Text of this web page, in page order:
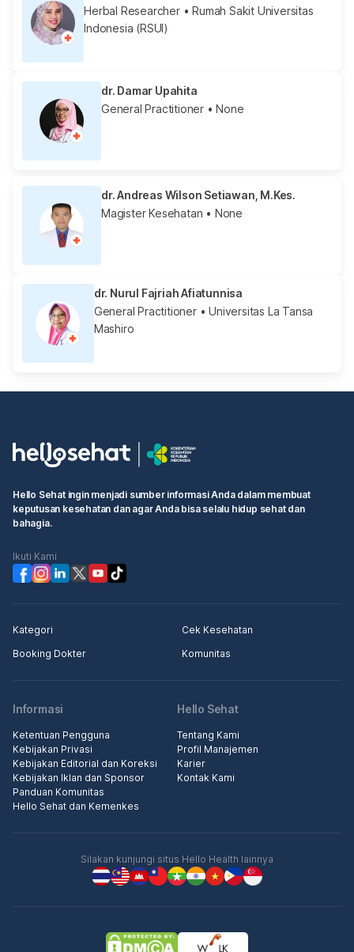
Herbal Researcher• Rumah Sakit Universitas
Indonesia (RSUI)
dr. Damar Upahita
General Practitioner • None
dr. Andreas Wilson Setiawan, M.Kes.
Magister Kesehatan • None
dr. Nurul Fajriah Afiatunnisa
General Practitioner• Universitas La Tansa
Mashiro
Hello Sehat ingin menjadi sumber informasi Anda dalam membuat
keputusan kesehatan dan agar Anda bisa selalu hidup sehat dan
bahagia.
Ikuti Kami
Kategori
Cek Kesehatan
Booking Dokter
Komunitas
Informasi
Ketentuan Pengguna
Kebijakan Privasi
Kebijakan Editorial dan Koreksi
Kebijakan Iklan dan Sponsor
Panduan Komunitas
Hello Sehat dan Kemenkes
Hello Sehat
Tentang Kami
Profil Manajemen
Karier
Kontak Kami
Silakan kunjungi situs Hello Health lainnya